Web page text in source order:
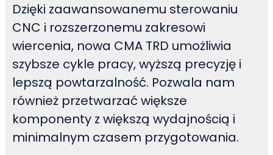
Dzięki zaawansowanemu sterowaniu
CNC i rozszerzonemu zakresowi
wiercenia, nowa CMA TRD umożliwia
szybsze cykle pracy, wyższą precyzję i
lepszą powtarzalność. Pozwala nam
również przetwarzać większe
komponenty z większą wydajnością i
minimalnym czasem przygotowania.